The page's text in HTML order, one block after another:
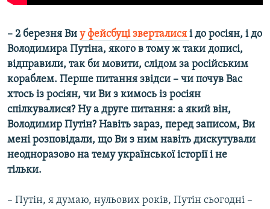
– 2 березня Ви у фейсбуці зверталися і до росіян, і до
Володимира Путіна, якого в тому ж таки дописі,
відправили, так би мовити, слідом за російським
кораблем. Перше питання звідси – чи почув Вас
хтось із росіян, чи Ви з кимось із росіян
спілкувалися? Ну а друге питання: а який він,
Володимир Путін? Навіть зараз, перед записом, Ви
мені розповідали, що Ви з ним навіть дискутували
неодноразово на тему української історії і не
тільки.
– Путін, я думаю, нульових років, Путін сьогодні –